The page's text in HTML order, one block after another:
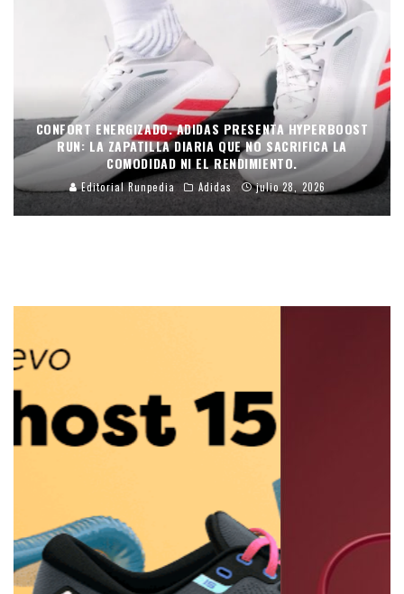
CONFORT ENERGIZADO. ADIDAS PRESENTA HYPERBOOST
RUN: LA ZAPATILLA DIARIA QUE NO SACRIFICA LA
COMODIDAD NI EL RENDIMIENTO.
Editorial Runpedia Adidas julio 28, 2026